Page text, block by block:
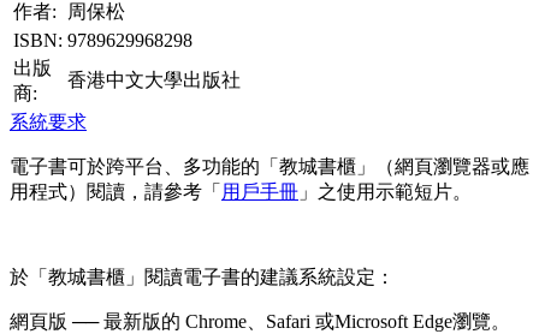
作者:
周保松
ISBN: 9789629968298
出版
商:
香港中文大學出版社
系統要求
電子書可於跨平台、多功能的「教城書櫃」（網頁瀏覽器或應
用程式）閱讀，請參考「 用戶手冊 」之使用示範短片。
於「教城書櫃」閱讀電子書的建議系統設定：
網頁版 ── 最新版的 Chrome、Safari 或Microsoft Edge瀏覽。